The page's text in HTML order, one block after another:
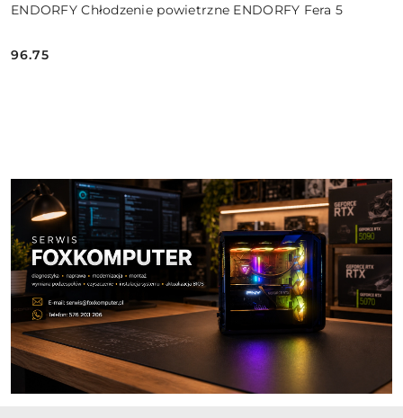
ENDORFY Chłodzenie powietrzne ENDORFY Fera 5
Cena:
96.75